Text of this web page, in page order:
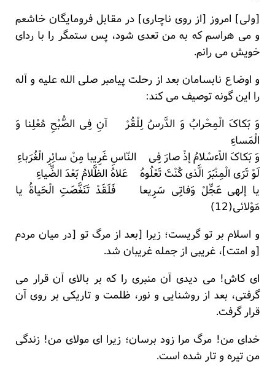
[ولی] امروز [از روی ناچاری] در مقابل فرومایگان خاشعم
و می هراسم که به من تعدی شود، پس ستمگر را با ردای
خویش می رانم.
و اوضاع نابسامان بعد از رحلت پیامبر صلی الله علیه و آله
را این گونه توصیف می کند:
وَ بَکاکَ الْمِحْرابُ وَ الدَّرسُ لِلْقُرْ آنِ فِی الصُّبْحِ مُعْلِنا وَ
الْمَساءِ
وَ بَکاکَ الاْءسْلامُ إذْ صارَ فِی النّاسِ غَرِیبا مِنْ سائِرِ الْغُرَباءِ
لَوْ تَرَی الْمِنْبَرَ الَّذی کُنْتَ تَعْلُوهُ عَلاهُ الظَّلامُ بَعْدَ الضِّیاءِ
یا إلهی عَجِّلْ وَفاتِی سَرِیعا فَلَقَدْ تَنَغَّصَتِ الْحَیاةُ یا
مَوْلائی(12)
و اسلام بر تو گریست؛ زیرا [بعد از مرگ تو [در میان مردم
[و امتت]، غریبی از جمله غریبان شد.
ای کاش! می دیدی آن منبری را که بر بالای آن قرار می
گرفتی، بعد از روشنایی و نور، ظلمت و تاریکی بر روی آن
قرار گرفت.
خدای من! مرگ مرا زود برسان؛ زیرا ای مولای من! زندگی
من تیره و تار شده است.